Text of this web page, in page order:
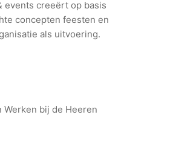
events creeërt op basis
concepten feesten en
als uitvoering.
Werken bij de Heeren